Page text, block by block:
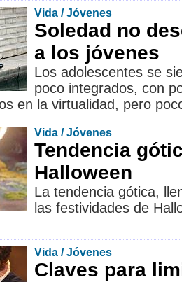
Vida / Jóvenes
Soledad no
a los jóvenes
Los adolescentes se
poco integrados, con
en la virtualidad, pero
Vida / Jóvenes
Tendencia
Halloween
La tendencia gótica,
las festividades de
Vida / Jóvenes
Claves para